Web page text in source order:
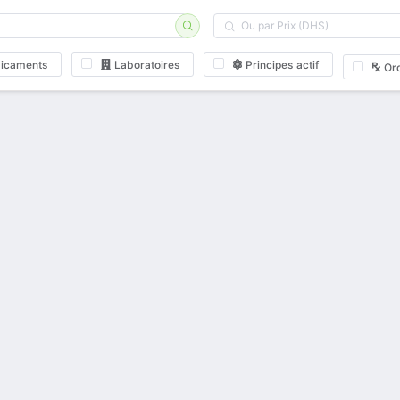
Laboratoires Principes actif